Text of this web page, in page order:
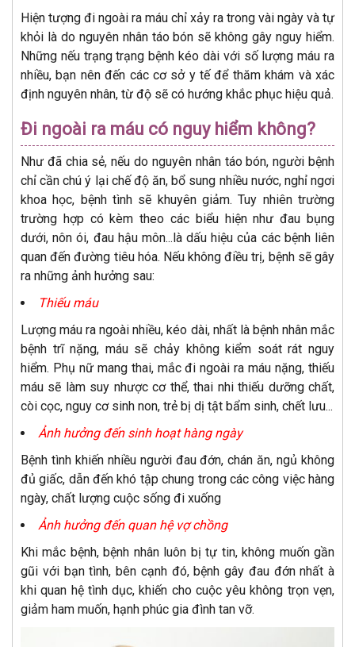
Hiện tượng đi ngoài ra máu chỉ xảy ra trong vài ngày và tự
khỏi là do nguyên nhân táo bón sẽ không gây nguy hiểm.
Những nếu trạng trạng bệnh kéo dài với số lượng máu ra
nhiều, bạn nên đến các cơ sở y tế để thăm khám và xác
định nguyên nhân, từ độ sẽ có hướng khắc phục hiệu quả.
Đi ngoài ra máu có nguy hiểm không?
Như đã chia sẻ, nếu do nguyên nhân táo bón, người bệnh
chỉ cần chú ý lại chế độ ăn, bổ sung nhiều nước, nghỉ ngơi
khoa học, bệnh tình sẽ khuyên giảm. Tuy nhiên trường
trường hợp có kèm theo các biểu hiện như đau bụng
dưới, nôn ói, đau hậu môn...là dấu hiệu của các bệnh liên
quan đến đường tiêu hóa. Nếu không điều trị, bệnh sẽ gây
ra những ảnh hưởng sau:
Thiếu máu
Lượng máu ra ngoài nhiều, kéo dài, nhất là bệnh nhân mắc
bệnh trĩ nặng, máu sẽ chảy không kiểm soát rát nguy
hiểm. Phụ nữ mang thai, mắc đi ngoài ra máu nặng, thiếu
máu sẽ làm suy nhược cơ thể, thai nhi thiếu dưỡng chất,
còi cọc, nguy cơ sinh non, trẻ bị dị tật bẩm sinh, chết lưu...
Ảnh hưởng đến sinh hoạt hàng ngày
Bệnh tình khiến nhiều người đau đớn, chán ăn, ngủ không
đủ giấc, dẫn đến khó tập chung trong các công việc hàng
ngày, chất lượng cuộc sống đi xuống
Ảnh hưởng đến quan hệ vợ chồng
Khi mắc bệnh, bệnh nhân luôn bị tự tin, không muốn gần
gũi với bạn tình, bên cạnh đó, bệnh gây đau đớn nhất à
khi quan hệ tình dục, khiến cho cuộc yêu không trọn vẹn,
giảm ham muốn, hạnh phúc gia đình tan vỡ.